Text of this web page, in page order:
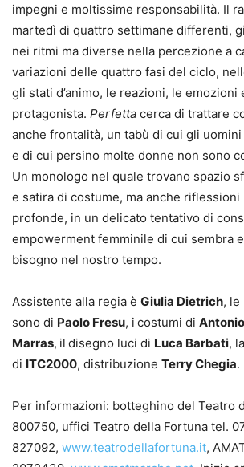
impegni e moltissime responsabilità. Il
martedì di quattro settimane differenti,
nei ritmi ma diverse nella percezione a
variazioni delle quattro fasi del ciclo,
gli stati d’animo, le reazioni, le emozioni
protagonista. Perfetta cerca di trattare
anche frontalità, un tabù di cui gli
e di cui persino molte donne non sono
Un monologo nel quale trovano spazio
e satira di costume, ma anche riflessioni
profonde, in un delicato tentativo di
empowerment femminile di cui sembra
bisogno nel nostro tempo.
Assistente alla regia è Giulia Dietrich, le
sono di Paolo Fresu, i costumi di Antonio
Marras, il disegno luci di Luca Barbati, la
di ITC2000, distribuzione Terry Chegia.
Per informazioni: botteghino del Teatro
800750, uffici Teatro della Fortuna tel.
827092, www.teatrodellafortuna.it,